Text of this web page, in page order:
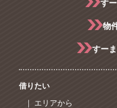
す
物
すー
借りたい
｜ エリアから